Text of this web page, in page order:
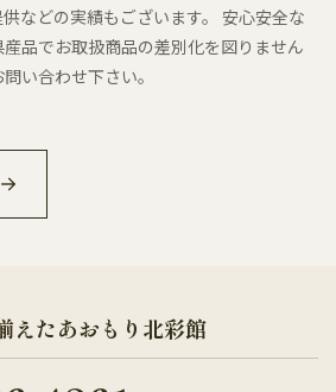
などの実績もございます。 安心安全な
品でお取扱商品の差別化を図りません
い合わせ下さい。
えたあおもり北彩館